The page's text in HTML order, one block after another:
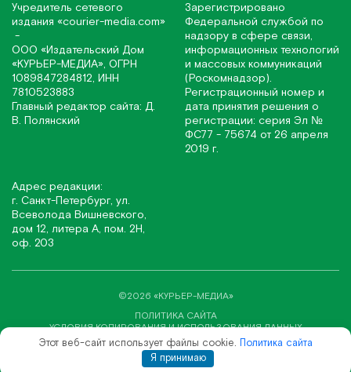
Учредитель сетевого
издания «соurier-media.com»
-
ООО «Издательский Дом
«КУРЬЕР-МЕДИА», ОГРН
1089847284812, ИНН
7810523883
Главный редактор сайта: Д.
В. Полянский
Зарегистрировано
Федеральной службой по
надзору в сфере связи,
информационных технологий
и массовых коммуникаций
(Роскомнадзор).
Регистрационный номер и
дата принятия решения о
регистрации: серия Эл №
ФС77 - 75674 от 26 апреля
2019 г.
Адрес редакции:
г. Санкт-Петербург, ул.
Всеволода Вишневского,
дом 12, литера А, пом. 2Н,
оф. 203
©2026 «КУРЬЕР-МЕДИА»
ПОЛИТИКА САЙТА
УСЛОВИЯ КОПИРОВАНИЯ И ИСПОЛЬЗОВАНИЯ ДАННЫХ
СОЗДАНИЕ САЙТА ВЕБ-СТУДИЯ «SITE&SEO»
Этот веб-сайт использует файлы cookie. Политика сайта
Я принимаю